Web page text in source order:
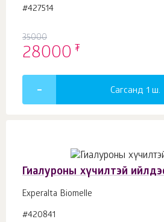
#427514
35000
28000 ₮
Сагсанд 1 ш.
Гиалуроны хүчилтэй
Experalta Biomelle
#420841